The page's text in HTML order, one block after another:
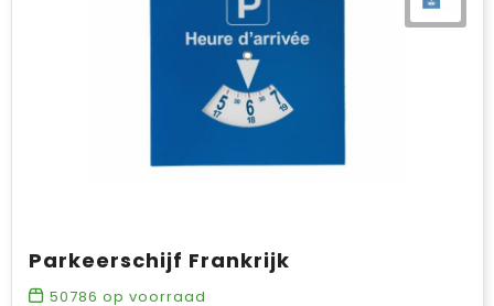
Parkeerschijf Frankrijk
50786 op voorraad